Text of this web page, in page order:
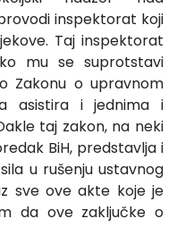
inspektorat koji
Taj inspektorat
mu se suprotstavi
Zakonu o upravnom
asistira i jednima i
taj zakon, na neki
BiH, predstavlja i
u rušenju ustavnog
sve ove akte koje je
da ove zaključke o